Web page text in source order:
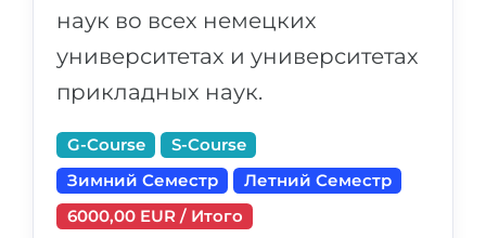
наук во всех немецких
университетах и университетах
прикладных наук.
G-Course
S-Course
Зимний Семестр
Летний Семестр
6000,00 EUR / Итого